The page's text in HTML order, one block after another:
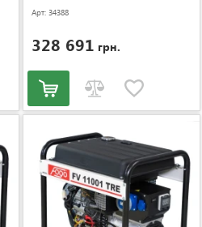
Арт: 34388
328 691 грн.